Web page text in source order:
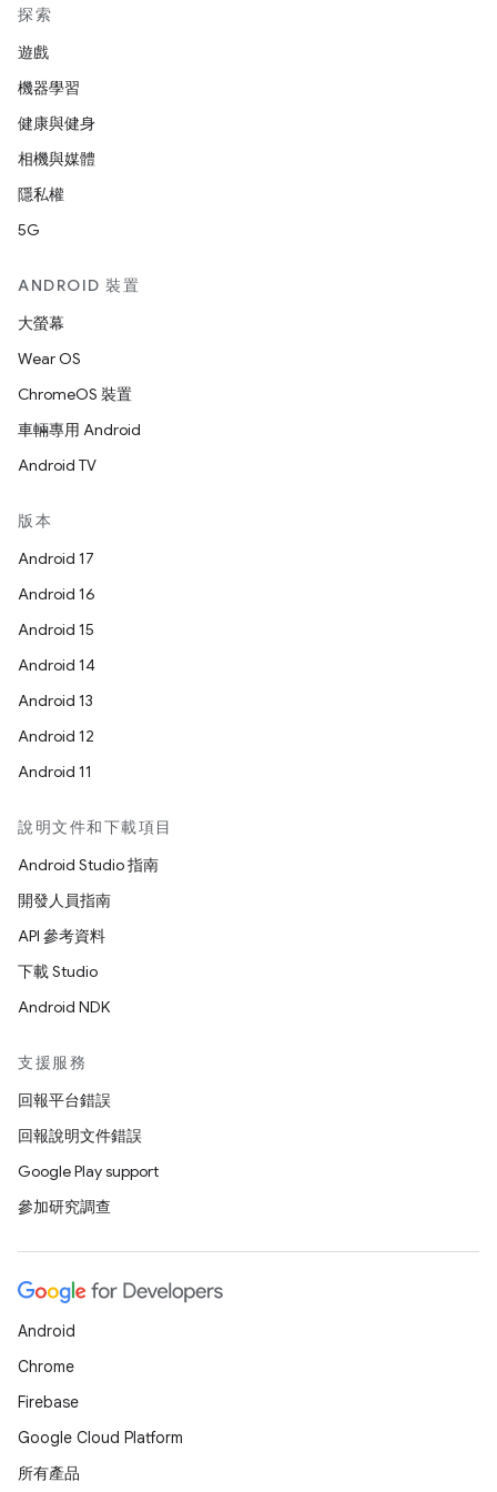
探索
遊戲
機器學習
健康與健身
相機與媒體
隱私權
5G
ANDROID 裝置
大螢幕
Wear OS
ChromeOS 裝置
車輛專用 Android
Android TV
版本
Android 17
Android 16
Android 15
Android 14
Android 13
Android 12
Android 11
說明文件和下載項目
Android Studio 指南
開發人員指南
API 參考資料
下載 Studio
Android NDK
支援服務
回報平台錯誤
回報說明文件錯誤
Google Play support
參加研究調查
Android
Chrome
Firebase
Google Cloud Platform
所有產品